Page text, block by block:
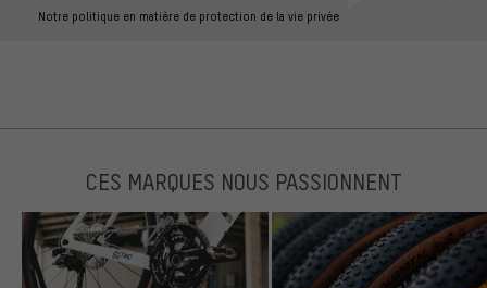
Notre politique en matière de protection de la vie privée
CES MARQUES NOUS PASSIONNENT